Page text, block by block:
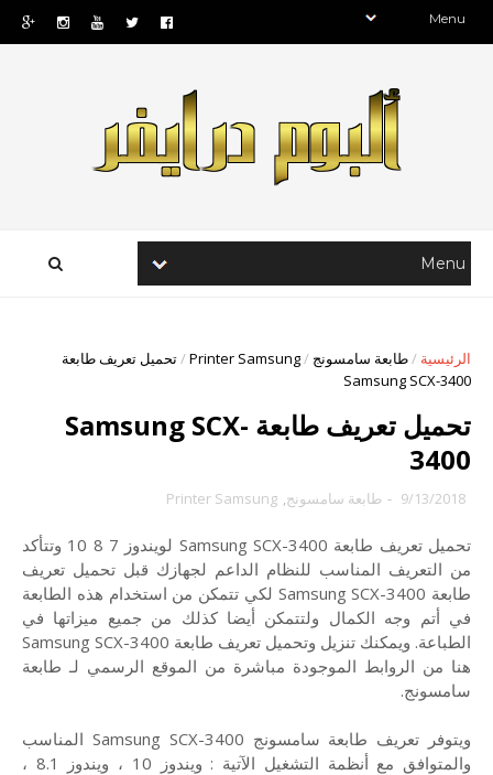
الرئيسية /طابعة سامسونج /
Printer Samsung
/تحميل تعريف طابعة
Samsung SCX-3400
تحميل تعريف طابعة Samsung SCX-
3400
9/13/2018
- طابعة سامسونج,
Printer Samsung
تحميل تعريف طابعة Samsung SCX-3400 لويندوز 7 8 10 وتتأكد
من التعريف المناسب للنظام الداعم لجهازك قبل تحميل تعريف
طابعة Samsung SCX-3400 لكي تتمكن من استخدام هذه الطابعة
في أتم وجه الكمال ولتتمكن أيضا كذلك من جميع ميزاتها في
الطباعة. ويمكنك تنزيل وتحميل تعريف طابعة Samsung SCX-3400
هنا من الروابط الموجودة مباشرة من الموقع الرسمي لـ طابعة
سامسونج.
ويتوفر تعريف طابعة سامسونج Samsung SCX-3400 المناسب
والمتوافق مع أنظمة التشغيل الآتية : ويندوز 10 ، ويندوز 8.1 ،